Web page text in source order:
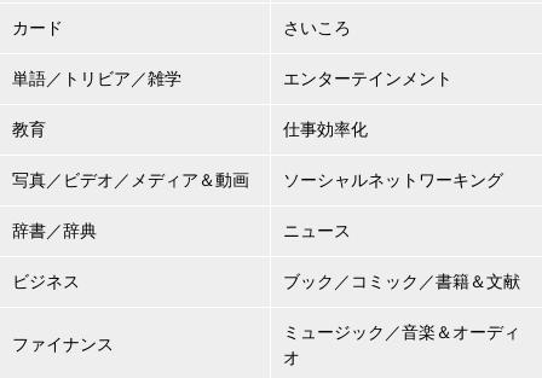
カード さいころ
単語／トリビア／雑学 エンターテインメント
教育 仕事効率化
写真／ビデオ／メディア＆動画 ソーシャルネットワーキング
辞書／辞典 ニュース
ビジネス ブック／コミック／書籍＆文献
ファイナンス
ミュージック／音楽＆オーディ
オ